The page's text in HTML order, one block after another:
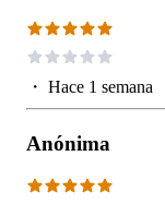
・ Hace 1 semana
Anónima